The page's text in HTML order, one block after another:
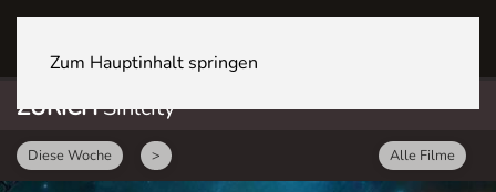
Zum Hauptinhalt springen
ZÜRICHSihlcity
Diese Woche > Alle Filme